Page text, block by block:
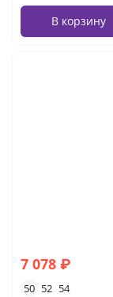
В корзину
7 078 ₽
50 52 54